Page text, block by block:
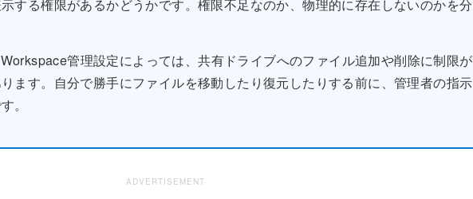
する権限があるかどうかです。権限不足なのか、物理的に存在しないのかを分
管理設定によっては、共有ドライブへのファイル追加や削除に制限が
ます。自分で勝手にファイルを移動したり復元したりする前に、管理者の指示
。
ADVERTISEMENT